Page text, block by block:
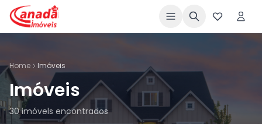
Home Imóveis
Imóveis
30 imóvels encontrados